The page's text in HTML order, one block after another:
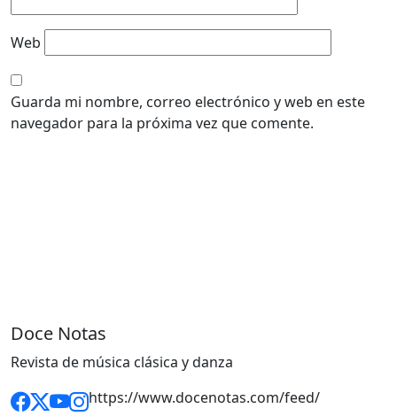
Web
Guarda mi nombre, correo electrónico y web en este
navegador para la próxima vez que comente.
Doce Notas
Revista de música clásica y danza
https://www.docenotas.com/feed/